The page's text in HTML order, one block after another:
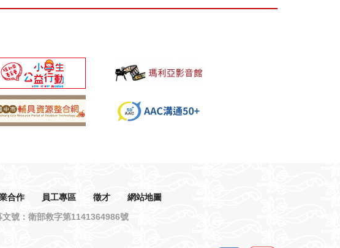
合作 員工專區 徵才
網站地圖
文號：衛部救字第1141364986號